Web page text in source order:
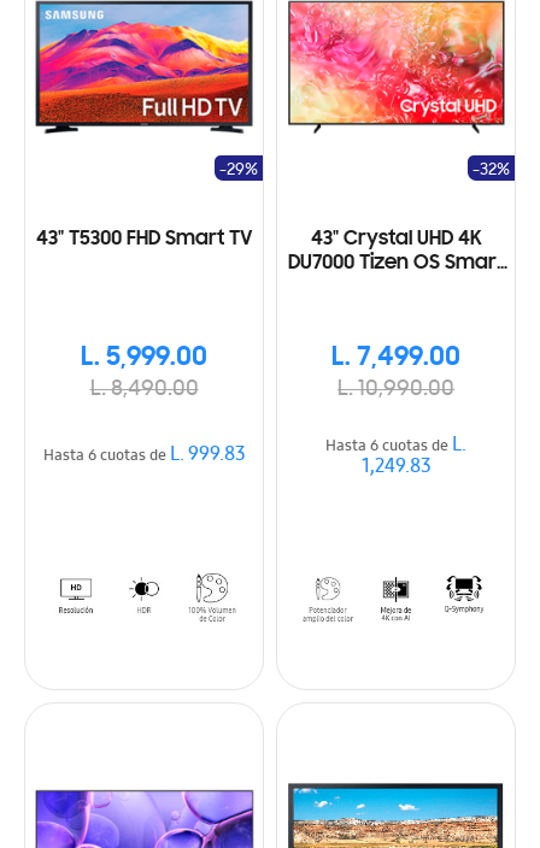
43" T5300 FHD Smart TV
L. 5,999.00
L. 8,490.00
-29%
Hasta 6 cuotas deL. 999.83
43" Crystal UHD 4K
DU7000 Tizen OS Smart
L. 7,499.00
L. 10,990.00
-32%
Hasta 6 cuotas deL.
1,249.83